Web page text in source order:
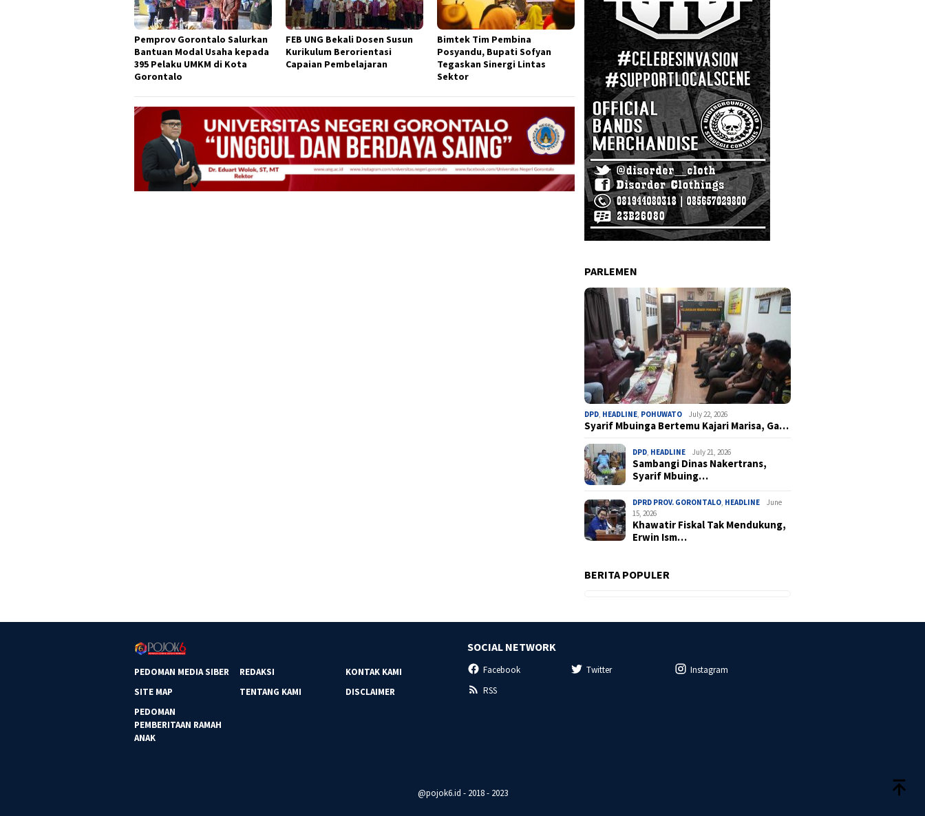
Pemprov Gorontalo Salurkan
Bantuan Modal Usaha kepada
395 Pelaku UMKM di Kota
Gorontalo
FEB UNG Bekali Dosen Susun
Kurikulum Berorientasi
Capaian Pembelajaran
Bimtek Tim Pembina
Posyandu, Bupati Sofyan
Tegaskan Sinergi Lintas
Sektor
PARLEMEN
DPD, HEADLINE, POHUWATO July 22, 2026
Syarif Mbuinga Bertemu Kajari Marisa, Ga…
DPD, HEADLINE July 21, 2026
Sambangi Dinas Nakertrans,
Syarif Mbuing…
DPRD PROV. GORONTALO, HEADLINE
June
15, 2026
Khawatir Fiskal Tak Mendukung,
Erwin Ism…
BERITA POPULER
PEDOMAN MEDIA SIBER REDAKSI
KONTAK KAMI
SITE MAP
TENTANG KAMI
DISCLAIMER
PEDOMAN
PEMBERITAAN RAMAH
ANAK
SOCIAL NETWORK
Facebook Twitter
Instagram
RSS
@pojok6.id - 2018 - 2023